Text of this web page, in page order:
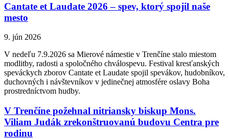
Cantate et Laudate 2026 – spev, ktorý spojil naše
mesto
9. jún 2026
V nedeľu 7.9.2026 sa Mierové námestie v Trenčíne stalo miestom
modlitby, radosti a spoločného chválospevu. Festival kresťanských
speváckych zborov Cantate et Laudate spojil spevákov, hudobníkov,
duchovných i návštevníkov v jedinečnej atmosfére oslavy Boha
prostredníctvom hudby.
V Trenčíne požehnal nitriansky biskup Mons.
Viliam Judák zrekonštruovanú budovu Centra pre
rodinu